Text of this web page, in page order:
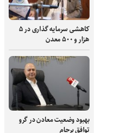
کاهشی سرمایه گذاری در ۵
هزار و ۵۰۰ معدن
بهبود وضعیت معادن در گرو
توافق برجام